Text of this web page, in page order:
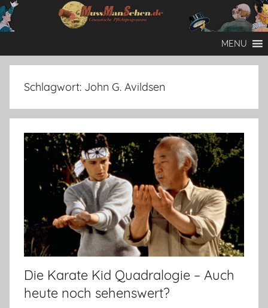
Zum
Inhalt
MENU
Schlagwort: John G. Avildsen
Die Karate Kid Quadralogie – Auch
heute noch sehenswert?